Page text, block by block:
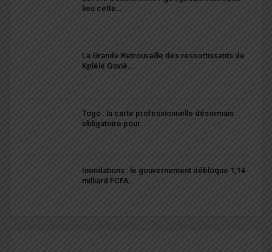
lieu cette…
La Grande Retrouvaille des ressortissants de
Kplélé Govié…
Togo : la carte professionnelle désormais
obligatoire pour…
Inondations : le gouvernement débloque 1,14
milliard FCFA…